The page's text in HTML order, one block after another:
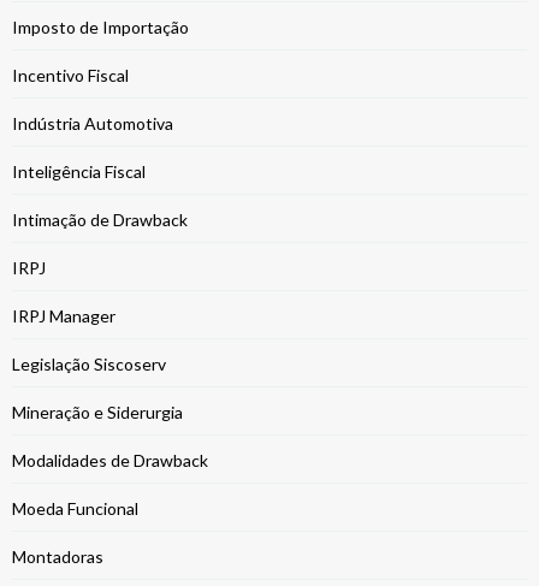
Imposto de Importação
Incentivo Fiscal
Indústria Automotiva
Inteligência Fiscal
Intimação de Drawback
IRPJ
IRPJ Manager
Legislação Siscoserv
Mineração e Siderurgia
Modalidades de Drawback
Moeda Funcional
Montadoras